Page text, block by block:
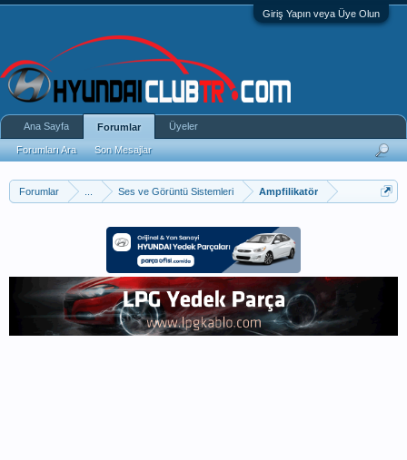
Giriş Yapın veya Üye Olun
Forumlar Ses ve Görüntü Sistemleri Ampfilikatör
Ana Sayfa Forumlar
Forumları Ara Son Mesajlar
Üyeler